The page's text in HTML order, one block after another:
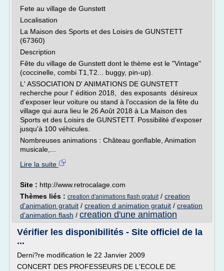
Fete au village de Gunstett
Localisation
La Maison des Sports et des Loisirs de GUNSTETT
(67360)
Description
Fête du village de Gunstett dont le thème est le "Vintage"
(coccinelle, combi T1,T2... buggy, pin-up).
L' ASSOCIATION D' ANIMATIONS DE GUNSTETT
recherche pour l' édition 2018, des exposants désireux
d'exposer leur voiture ou stand à l'occasion de la fête du
village qui aura lieu le 26 Août 2018 à La Maison des
Sports et des Loisirs de GUNSTETT. Possibilité d'exposer
jusqu'à 100 véhicules.
Nombreuses animations : Château gonflable, Animation
musicale,...
Lire la suite
Site : http://www.retrocalage.com
Thèmes liés : creation d'animations flash gratuit/ creation
d'animation gratuit / creation d animation gratuit / creation
d'animation flash / creation d'une animation
Vérifier les disponibilités - Site officiel de la
...
Derni?re modification le 22 Janvier 2009
CONCERT DES PROFESSEURS DE L'ECOLE DE